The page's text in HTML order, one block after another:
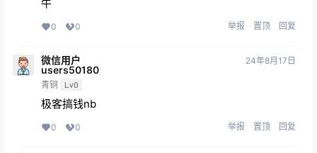
牛
0 0 举报 置顶 回复
微信用户
users50180
青铜 Lv0
24年8月17日
极客搞钱nb
0 0 举报 置顶 回复